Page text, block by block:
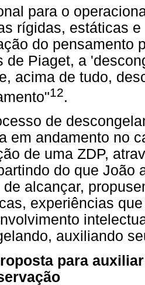
para o
rígidas, estáticas
do pensamento
de Piaget, a
acima de tudo,
12.
de
em andamento no
de uma ZDP,
do que João
de alcançar,
experiências
auxiliando
para